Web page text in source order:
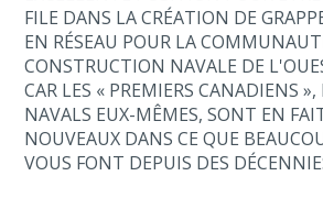
FILE DANS LA CRÉATION DE
EN RÉSEAU POUR LA
CONSTRUCTION NAVALE DE
CAR LES « PREMIERS CANADIENS
NAVALS EUX-MÊMES, SONT EN
NOUVEAUX DANS CE QUE
VOUS FONT DEPUIS DES